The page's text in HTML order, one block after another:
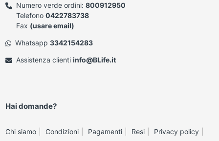
Numero verde ordini: 800912950
Telefono 0422783738
Fax (usare email)
Whatsapp 3342154283
Assistenza clienti info@BLife.it
Hai domande?
Chi siamo Condizioni Pagamenti Resi
Privacy policy